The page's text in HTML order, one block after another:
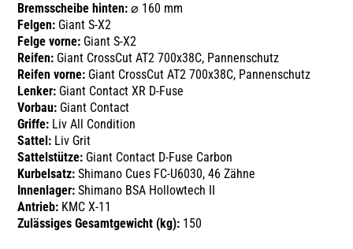
Bremsscheibe hinten: ⌀ 160 mm
Felgen: Giant S-X2
Felge vorne: Giant S-X2
Reifen: Giant CrossCut AT2 700x38C, Pannenschutz
Reifen vorne: Giant CrossCut AT2 700x38C, Pannenschutz
Lenker: Giant Contact XR D-Fuse
Vorbau: Giant Contact
Griffe: Liv All Condition
Sattel: Liv Grit
Sattelstütze: Giant Contact D-Fuse Carbon
Kurbelsatz: Shimano Cues FC-U6030, 46 Zähne
Innenlager: Shimano BSA Hollowtech II
Antrieb: KMC X-11
Zulässiges Gesamtgewicht (kg): 150